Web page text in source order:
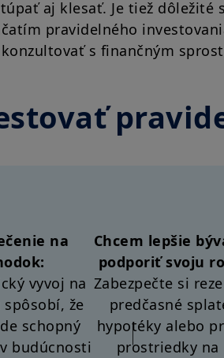
aj klesať. Je tiež dôležité
pravidelného
s finančným
na
vyvoj na
spôsobí, že
schopný
budúcnosti
Chcem lepšie
podporiť svoju
Zabezpečte si
predčasné
hypotéky alebo
prostriedky na